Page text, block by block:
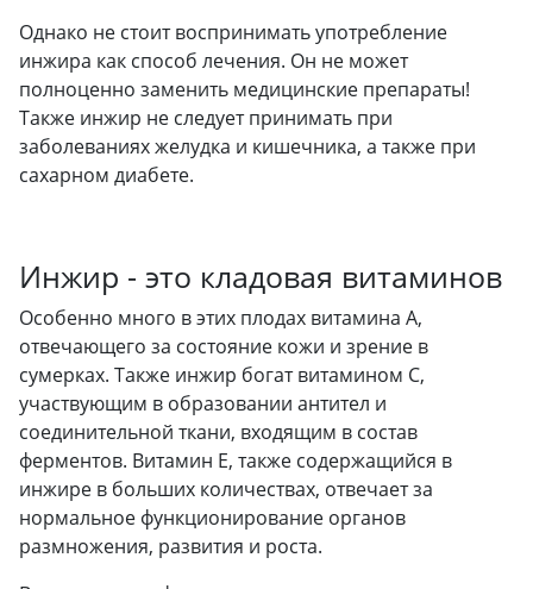
Однако не стоит воспринимать употребление
инжира как способ лечения. Он не может
полноценно заменить медицинские препараты!
Также инжир не следует принимать при
заболеваниях желудка и кишечника, а также при
сахарном диабете.
Инжир - это кладовая витаминов
Особенно много в этих плодах витамина А,
отвечающего за состояние кожи и зрение в
сумерках. Также инжир богат витамином С,
участвующим в образовании антител и
соединительной ткани, входящим в состав
ферментов. Витамин E, также содержащийся в
инжире в больших количествах, отвечает за
нормальное функционирование органов
размножения, развития и роста.